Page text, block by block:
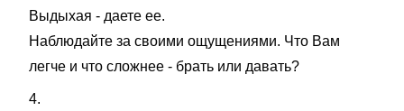
Выдыхая - даете ее.
Наблюдайте за своими ощущениями. Что Вам
легче и что сложнее - брать или давать?
4.